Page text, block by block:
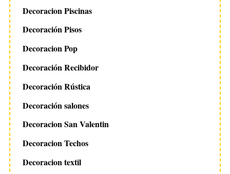
Decoracion Piscinas
Decoración Pisos
Decoracion Pop
Decoración Recibidor
Decoración Rústica
Decoración salones
Decoracion San Valentin
Decoracion Techos
Decoracion textil